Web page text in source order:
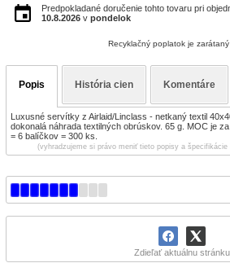
Zdieľať aktuálnu stránku
Predpokladané doručenie tohto tovaru pri
10.8.2026 v pondelok
Recyklačný poplatok je
Popis História cien Komentáre
Luxusné servítky z Airlaid/Linclass - netkaný textil
dokonalá náhrada textilných obrúskov. 65 g. MOC je
= 6 balíčkov = 300 ks.
(vyhradzujeme si právo meniť tieto popisy a špecifikácie